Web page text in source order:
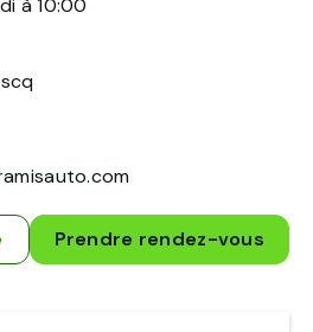
à 10:00
Prendre rendez-vous